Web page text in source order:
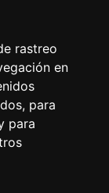
rastreo
en
para
para